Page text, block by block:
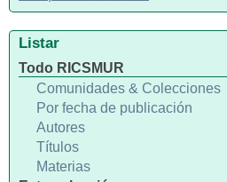
Listar
Todo RICSMUR
Comunidades & Colecciones
Por fecha de publicación
Autores
Títulos
Materias